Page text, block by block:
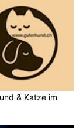
& Katze im